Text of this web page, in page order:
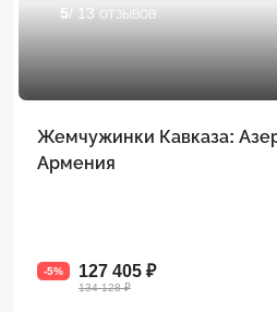
5/ 13 отзывов
Жемчужинки Кавказа:
Армения
-5% 127 405 ₽
134 128 ₽